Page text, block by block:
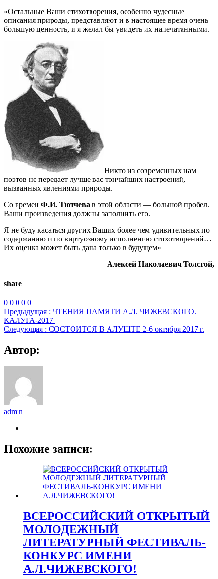
«Остальные Ваши стихотворения, особенно чудесные
описания природы, представляют и в настоящее время очень
большую ценность, и я желал бы увидеть их напечатанными.
Никто из современных нам
поэтов не передает лучше вас тончайших настроений,
вызванных явлениями природы.
Со времен Ф.И. Тютчева в этой области — большой пробел.
Ваши произведения должны заполнить его.
Я не буду касаться других Ваших более чем удивительных по
содержанию и по виртуозному исполнению стихотворений…
Их оценка может быть дана только в будущем»
Алексей Николаевич Толстой,
share
0 0 0 0 0
Предыдущая : ЧТЕНИЯ ПАМЯТИ А.Л. ЧИЖЕВСКОГО.
КАЛУГА-2017.
Следующая : СОСТОИТСЯ В АЛУШТЕ 2-6 октября 2017 г.
Автор:
admin
Похожие записи:
ВСЕРОССИЙСКИЙ ОТКРЫТЫЙ
МОЛОДЕЖНЫЙ
ЛИТЕРАТУРНЫЙ ФЕСТИВАЛЬ-
КОНКУРС ИМЕНИ
А.Л.ЧИЖЕВСКОГО!